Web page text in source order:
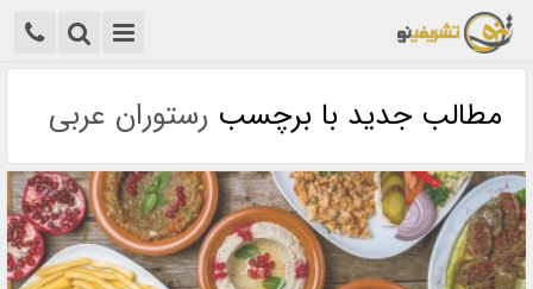
مطالب جدید با برچسب رستوران عربی